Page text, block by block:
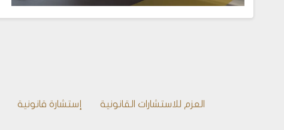
العزم للاستشارات القانونية إستشارة قانونية